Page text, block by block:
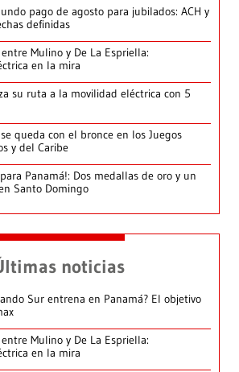
pago de agosto para jubilados: ACH y
definidas
Mulino y De La Espriella:
en la mira
su ruta a la movilidad eléctrica con 5
queda con el bronce en los Juegos
y del Caribe
Panamá!: Dos medallas de oro y un
Santo Domingo
noticias
Sur entrena en Panamá? El objetivo
Mulino y De La Espriella:
en la mira